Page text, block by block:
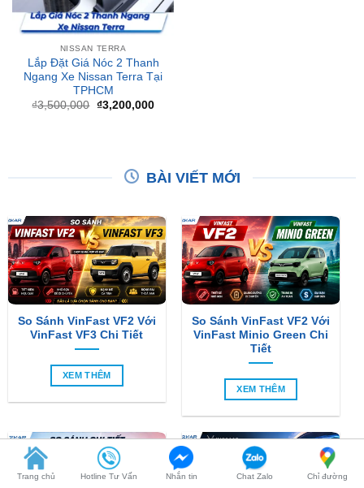
NISSAN TERRA
Lắp Đặt Giá Nóc 2 Thanh
Ngang Xe Nissan Terra Tại
TPHCM
₫3,500,000 Giá
gốc
là:
₫3,500,000.
₫3,200,000Giá
hiện
tại
₫3,200,000.
So Sánh VinFast VF2 Với
VinFast VF3 Chi Tiết
XEM THÊM
So Sánh VinFast VF2 Với
VinFast Minio Green Chi
Tiết
XEM THÊM
Trang chủ Hotline Tư Vấn Nhắn tin Chat Zalo Chỉ đường